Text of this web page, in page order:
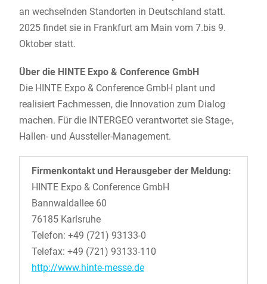
an wechselnden Standorten in Deutschland statt.
2025 findet sie in Frankfurt am Main vom 7.bis 9.
Oktober statt.
Über die HINTE Expo & Conference GmbH
Die HINTE Expo & Conference GmbH plant und
realisiert Fachmessen, die Innovation zum Dialog
machen. Für die INTERGEO verantwortet sie Stage-,
Hallen- und Aussteller-Management.
Firmenkontakt und Herausgeber der Meldung:
HINTE Expo & Conference GmbH
Bannwaldallee 60
76185 Karlsruhe
Telefon: +49 (721) 93133-0
Telefax: +49 (721) 93133-110
http://www.hinte-messe.de